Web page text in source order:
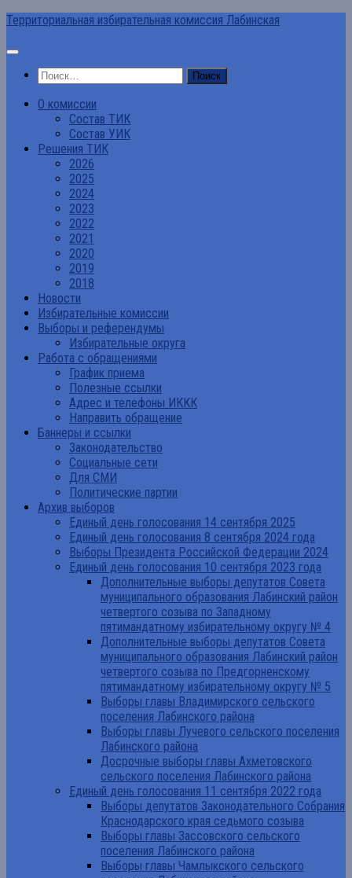
Перейти
содержимому
Территориальная избирательная комиссия Лабинская
Найти:
О комиссии
Состав ТИК
Состав УИК
Решения ТИК
2026
2025
2024
2023
2022
2021
2020
2019
2018
Новости
Избирательные комиссии
Выборы и референдумы
Избирательные округа
Работа с обращениями
График приема
Полезные ссылки
Адрес и телефоны ИККК
Направить обращение
Баннеры и ссылки
Законодательство
Социальные сети
Для СМИ
Политические партии
Архив выборов
Единый день голосования 14 сентября 2025
Единый день голосования 8 сентября 2024 года
Выборы Президента Российской Федерации 2024
Единый день голосования 10 сентября 2023 года
Дополнительные выборы депутатов Совета
муниципального образования Лабинский район
четвертого созыва по Западному
пятимандатному избирательному округу № 4
Дополнительные выборы депутатов Совета
муниципального образования Лабинский район
четвертого созыва по Предгорненскому
пятимандатному избирательному округу № 5
Выборы главы Владимирского сельского
поселения Лабинского района
Выборы главы Лучевого сельского поселения
Лабинского района
Досрочные выборы главы Ахметовского
сельского поселения Лабинского района
Единый день голосования 11 сентября 2022 года
Выборы депутатов Законодательного Собрания
Краснодарского края седьмого созыва
Выборы главы Зассовского сельского
поселения Лабинского района
Выборы главы Чамлыкского сельского